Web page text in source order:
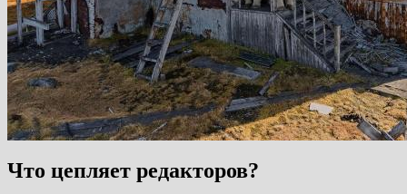
Что цепляет редакторов?